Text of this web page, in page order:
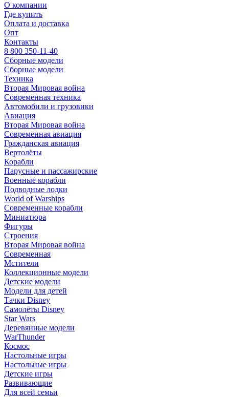
О компании
Где купить
Оплата и доставка
Опт
Контакты
8 800 350-11-40
Сборные модели
Сборные модели
Техника
Вторая Мировая война
Современная техника
Автомобили и грузовики
Авиация
Вторая Мировая война
Современная авиация
Гражданская авиация
Вертолёты
Корабли
Парусные и пассажирские
Военные корабли
Подводные лодки
World of Warships
Современные корабли
Миниатюра
Фигуры
Строения
Вторая Мировая война
Современная
Мстители
Коллекционные модели
Детские модели
Модели для детей
Тачки Disney
Самолёты Disney
Star Wars
Деревянные модели
WarThunder
Космос
Настольные игры
Настольные игры
Детские игры
Развивающие
Для всей семьи